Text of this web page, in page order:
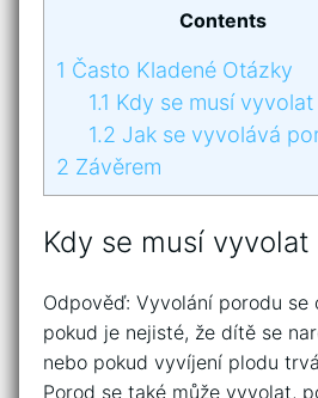
Contents
1 Často Kladené Otázky
1.1 Kdy se musí
1.2 Jak se vyvolává
2 Závěrem
Kdy se musí vyvolat
Odpověď: Vyvolání porodu se
pokud je nejisté, že dítě se
nebo pokud vyvíjení plodu
Porod se také může vyvolat,